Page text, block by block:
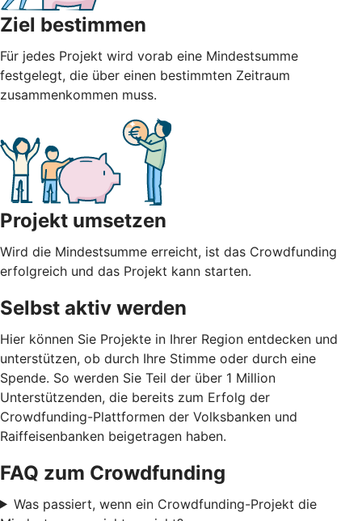
Ziel bestimmen
Für jedes Projekt wird vorab eine Mindestsumme
festgelegt, die über einen bestimmten Zeitraum
zusammenkommen muss.
Projekt umsetzen
Wird die Mindestsumme erreicht, ist das Crowdfunding
erfolgreich und das Projekt kann starten.
Selbst aktiv werden
Hier können Sie Projekte in Ihrer Region entdecken und
unterstützen, ob durch Ihre Stimme oder durch eine
Spende. So werden Sie Teil der über 1 Million
Unterstützenden, die bereits zum Erfolg der
Crowdfunding-Plattformen der Volksbanken und
Raiffeisenbanken beigetragen haben.
FAQ zum Crowdfunding
Was passiert, wenn ein Crowdfunding-Projekt die